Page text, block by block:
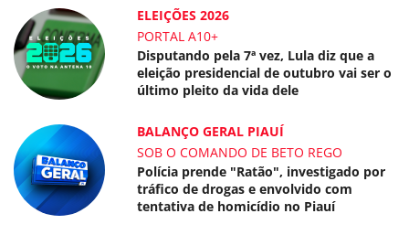
ELEIÇÕES 2026
PORTAL A10+
Disputando pela 7ª vez, Lula diz que a
eleição presidencial de outubro vai ser o
último pleito da vida dele
BALANÇO GERAL PIAUÍ
SOB O COMANDO DE BETO REGO
Polícia prende "Ratão", investigado por
tráfico de drogas e envolvido com
tentativa de homicídio no Piauí